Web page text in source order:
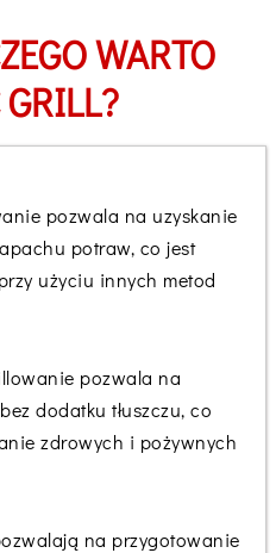
WARTO
pozwala na uzyskanie
potraw, co jest
użyciu innych metod
pozwala na
dodatku tłuszczu, co
zdrowych i pożywnych
na przygotowanie